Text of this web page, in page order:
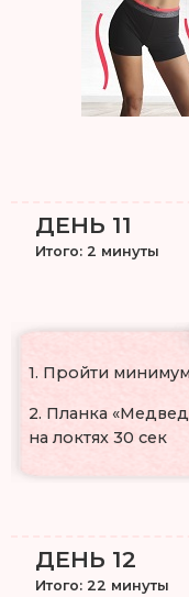
1. Пройти
2. Планка
на локтях 30 сек
ДЕНЬ 11
Итого: 2 минуты
ДЕНЬ 12
Итого: 22 минуты